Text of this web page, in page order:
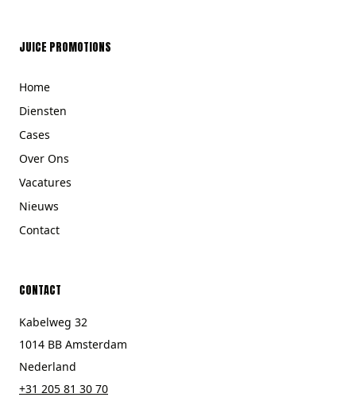
JUICE PROMOTIONS
Home
Diensten
Cases
Over Ons
Vacatures
Nieuws
Contact
CONTACT
Kabelweg 32
1014 BB Amsterdam
Nederland
+31 205 81 30 70